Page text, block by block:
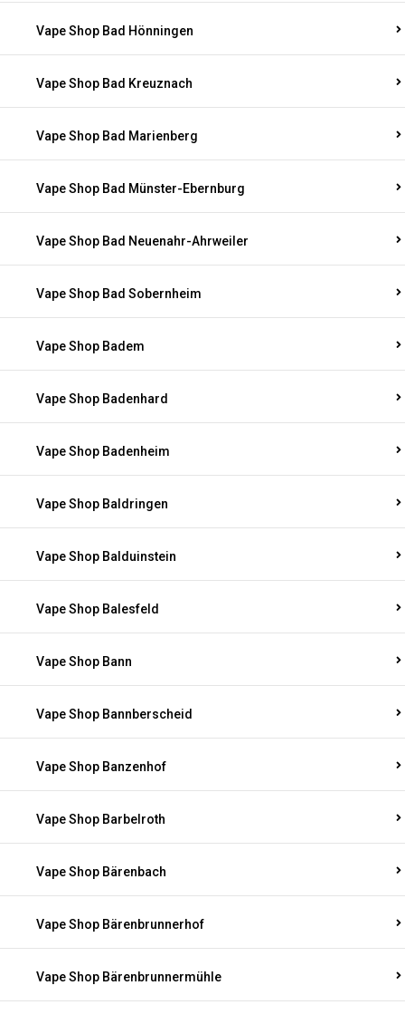
Vape Shop Bad Hönningen
Vape Shop Bad Kreuznach
Vape Shop Bad Marienberg
Vape Shop Bad Münster-Ebernburg
Vape Shop Bad Neuenahr-Ahrweiler
Vape Shop Bad Sobernheim
Vape Shop Badem
Vape Shop Badenhard
Vape Shop Badenheim
Vape Shop Baldringen
Vape Shop Balduinstein
Vape Shop Balesfeld
Vape Shop Bann
Vape Shop Bannberscheid
Vape Shop Banzenhof
Vape Shop Barbelroth
Vape Shop Bärenbach
Vape Shop Bärenbrunnerhof
Vape Shop Bärenbrunnermühle